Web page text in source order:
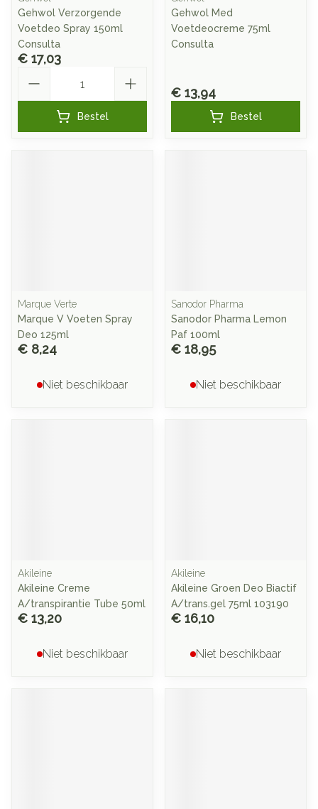
Gehwol Verzorgende
Voetdeo Spray 150ml
Consulta
€ 17,03
Bestel
Gehwol Med
Voetdeocreme 75ml
Consulta
€ 13,94
Bestel
Marque Verte
Marque V Voeten Spray
Deo 125ml
€ 8,24
Niet beschikbaar
Sanodor Pharma
Sanodor Pharma Lemon
Paf 100ml
€ 18,95
Niet beschikbaar
Akileine
Akileine Creme
A/transpirantie Tube 50ml
€ 13,20
Niet beschikbaar
Akileine
Akileine Groen Deo Biactif
A/trans.gel 75ml 103190
€ 16,10
Niet beschikbaar